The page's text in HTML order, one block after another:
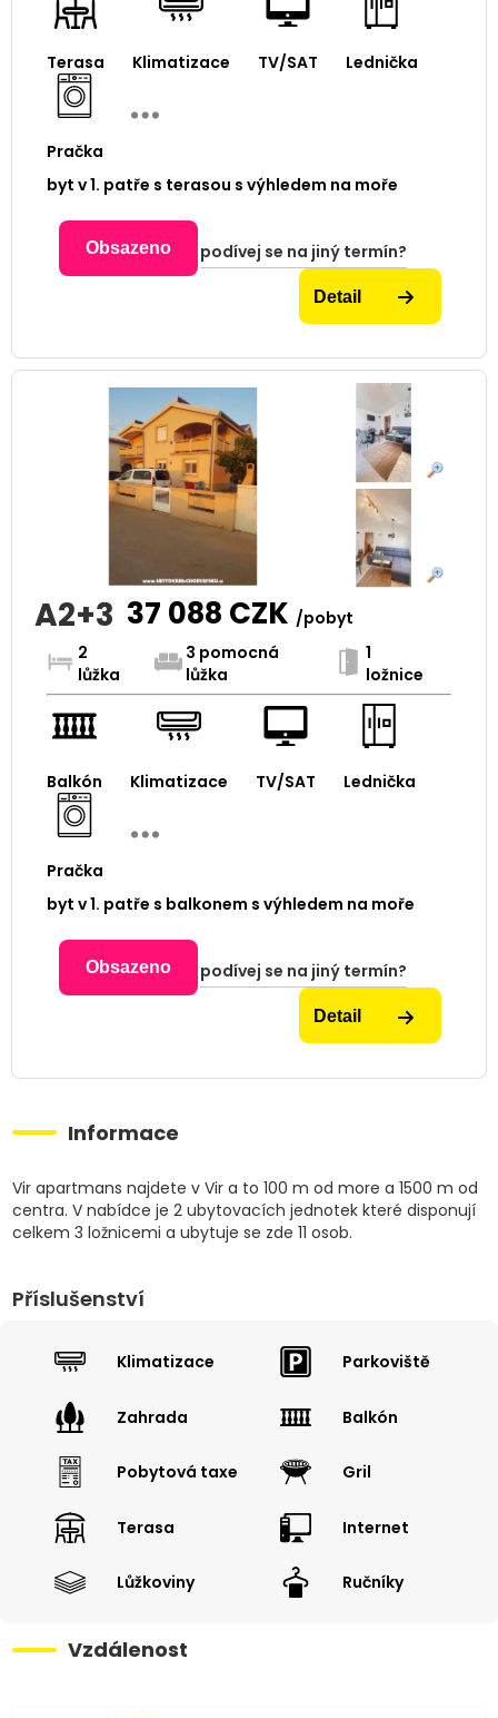
Terasa Klimatizace TV/SAT Lednička
Pračka
byt v 1. patře s terasou s výhledem na moře
Obsazeno podívej se na jiný termín?
Detail
A2+3 37 088 CZK /pobyt
2
lůžka
3 pomocná
lůžka
1
ložnice
Balkón Klimatizace TV/SAT Lednička
Pračka
byt v 1. patře s balkonem s výhledem na moře
Obsazeno podívej se na jiný termín?
Detail
Informace
Vir apartmans najdete v Vir a to 100 m od more a 1500 m od
centra. V nabídce je 2 ubytovacích jednotek které disponují
celkem 3 ložnicemi a ubytuje se zde 11 osob.
Příslušenství
Klimatizace Parkoviště
Zahrada Balkón
Pobytová taxe Gril
Terasa Internet
Lůžkoviny Ručníky
Vzdálenost